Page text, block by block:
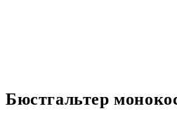
Бюстгальтер